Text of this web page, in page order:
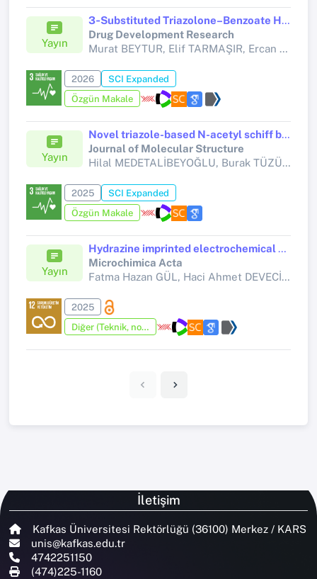
Yayın
3‐Substituted Triazolone–Benzoate Hybrids: Synthesis, Enzyme Inhibition, Anticancer Activity and ADMET Evaluation by Molecular Docking and Dynamics Studies
Drug Development Research
Murat BEYTUR, Elif TARMAŞIR, Ercan OĞUZ, Alpaslan BAYRAKDAR, İlhan SABANCILAR,
2026
SCI Expanded
Özgün Makale
Yayın
Novel triazole-based N-acetyl schiff bases: Synthesis, computational analysis, and acetylcholinesterase and butyrylcholinesterase inhibitory potential for Alzheimer's disease
Journal of Molecular Structure
Hilal MEDETALİBEYOĞLU, Burak TÜZÜN, Abdurrahman ATALAY, Ahmet Buğra ORTAAKARSU, Rüya SAĞLAMTAŞ, Sevda MANAP,
2025
SCI Expanded
Özgün Makale
Yayın
Hydrazine imprinted electrochemical sensor based on cobalt-barium stannate nanoparticles incorporated-functionalized MWCNTs nanocomposite for hydrazine determination in tap water samples
Microchimica Acta
Fatma Hazan GÜL, Haci Ahmet DEVECİ, Ayla DEVECİ,
2025
Diğer (Teknik, not, yorum, vaka takdimi, editöre mektup, özet, kitap krıtiği, araştırma notu, bilirkişi raporu ve benzeri)
İletişim
Kafkas Üniversitesi Rektörlüğü (36100) Merkez / KARS
unis@kafkas.edu.tr
4742251150
(474)225-1160